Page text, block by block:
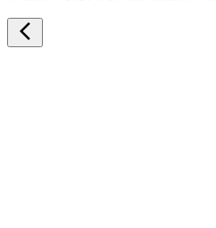
arrow_back_ios_new